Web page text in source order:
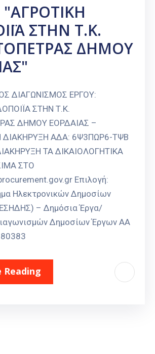
ΣΤΗΝ Τ.Κ.
ΔΗΜΟΥ
ΔΙΑΓΩΝΙΣΜΟΣ ΕΡΓΟΥ:
ΣΤΗΝ Τ.Κ.
ΔΗΜΟΥ ΕΟΡΔΑΙΑΣ –
ΔΙΑΚΗΡΥΞΗ ΑΔΑ: 6Ψ3ΠΩΡ6-ΤΨΒ
ΤΑ ΔΙΚΑΙΟΛΟΓΗΤΙΚΑ
ΣΤΟ
Επιλογή:
Ηλεκτρονικών Δημοσίων
– Δημόσια Έργα/
Δημοσίων Έργων ΑΑ
Reading